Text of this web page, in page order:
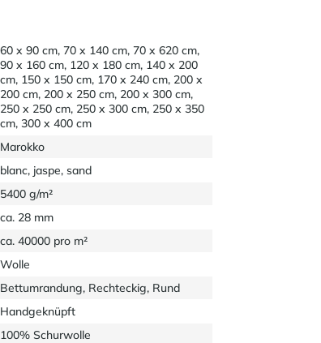
60 x 90 cm, 70 x 140 cm, 70 x 620 cm,
90 x 160 cm, 120 x 180 cm, 140 x 200
cm, 150 x 150 cm, 170 x 240 cm, 200 x
200 cm, 200 x 250 cm, 200 x 300 cm,
250 x 250 cm, 250 x 300 cm, 250 x 350
cm, 300 x 400 cm
Marokko
blanc, jaspe, sand
5400 g/m²
ca. 28 mm
ca. 40000 pro m²
Wolle
Bettumrandung, Rechteckig, Rund
Handgeknüpft
100% Schurwolle